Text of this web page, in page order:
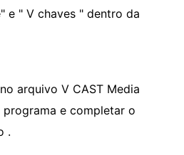
e " V chaves " dentro da
arquivo V CAST Media
e completar o
.